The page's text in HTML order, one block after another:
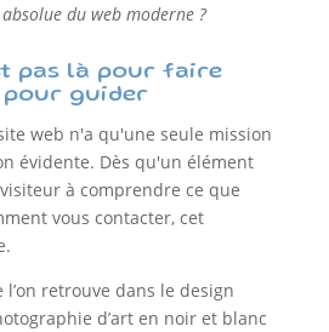
du web moderne ?
pas là pour faire
guider
web n'a qu'une seule mission
évidente. Dès qu'un élément
à comprendre ce que
vous contacter, cet
l’on retrouve dans le design
d’art en noir et blanc